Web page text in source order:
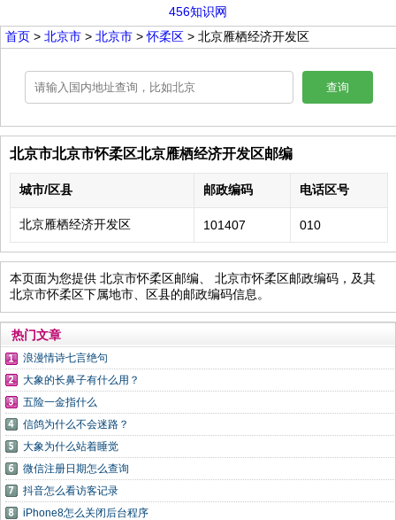
456知识网
首页 > 北京市 > 北京市 >怀柔区 > 北京雁栖经济开发区
查询
北京市北京市怀柔区北京雁栖经济开发区邮编
城市/区县 邮政编码 电话区号
北京雁栖经济开发区 101407 010
本页面为您提供 北京市怀柔区邮编、 北京市怀柔区邮政编码，及其
北京市怀柔区下属地市、区县的邮政编码信息。
热门文章
浪漫情诗七言绝句
大象的长鼻子有什么用？
五险一金指什么
信鸽为什么不会迷路？
大象为什么站着睡觉
微信注册日期怎么查询
抖音怎么看访客记录
iPhone8怎么关闭后台程序